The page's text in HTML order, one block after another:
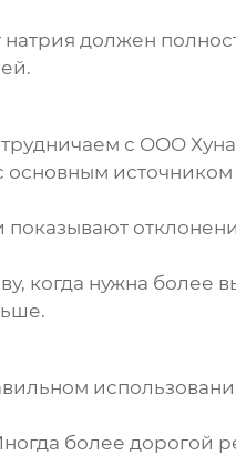
натрия должен
с OOO
показывают
когда нужна более
более дорогой